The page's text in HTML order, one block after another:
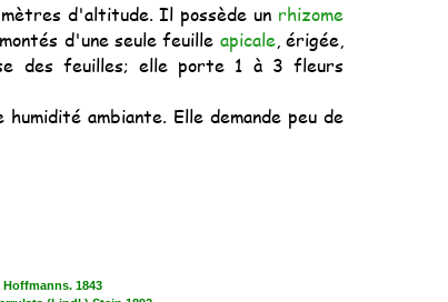
d'altitude. Il possède un rhizome
d'une seule feuille apicale, érigée,
des feuilles; elle porte 1 à 3 fleurs
ambiante. Elle demande peu de
1843